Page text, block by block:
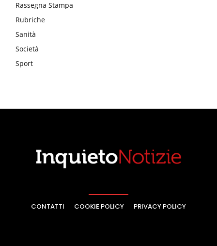
Rassegna Stampa
Rubriche
Sanità
Società
Sport
CONTATTI COOKIE POLICY PRIVACY POLICY